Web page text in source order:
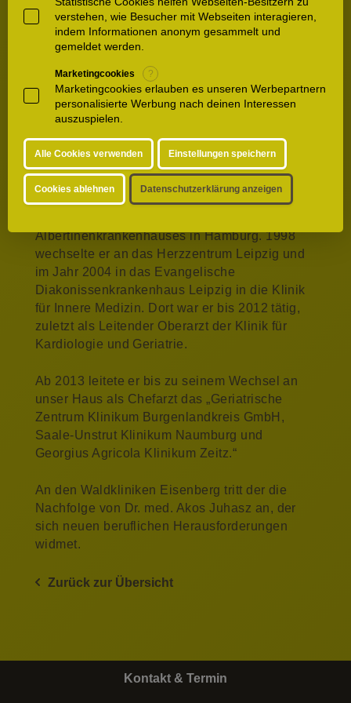
unserer Patienten am Herzen. Die Waldkliniken
Eisenberg die mit ihrem schönen Neubau die
heilsame Wirkung der Gastfreundschaft und
einer wohltuenden Umgebung nutzen, bilden
dafür die idealen Voraussetzungen“, so Miguel
Sebastian Orellano über seine neue Aufgabe.
Nach dem erfolgreichen Abschluss seines
Humanmedizinischen Studiums im Jahr 1996
an der Rheinischen Friedrich-Wilhelms-
Universität Bonn arbeitete er zunächst als Arzt
Albertinenkrankenhauses in Hamburg. 1998
wechselte er an das Herzzentrum Leipzig und
im Jahr 2004 in das Evangelische
Diakonissenkrankenhaus Leipzig in die Klinik
für Innere Medizin. Dort war er bis 2012 tätig,
zuletzt als Leitender Oberarzt der Klinik für
Kardiologie und Geriatrie.
Ab 2013 leitete er bis zu seinem Wechsel an
unser Haus als Chefarzt das „Geriatrische
Zentrum Klinikum Burgenlandkreis GmbH,
Saale-Unstrut Klinikum Naumburg und
Georgius Agricola Klinikum Zeitz.“
An den Waldkliniken Eisenberg tritt der die
Nachfolge von Dr. med. Akos Juhasz an, der
sich neuen beruflichen Herausforderungen
widmet.
Zurück zur Übersicht
Kontakt & Termin
verstehen, wie Besucher mit Webseiten interagieren,
indem Informationen anonym gesammelt und
gemeldet werden.
Marketingcookies ?
Marketingcookies erlauben es unseren Werbepartnern
personalisierte Werbung nach deinen Interessen
auszuspielen.
Alle Cookies verwenden Einstellungen speichern
Cookies ablehnen Datenschutzerklärung anzeigen